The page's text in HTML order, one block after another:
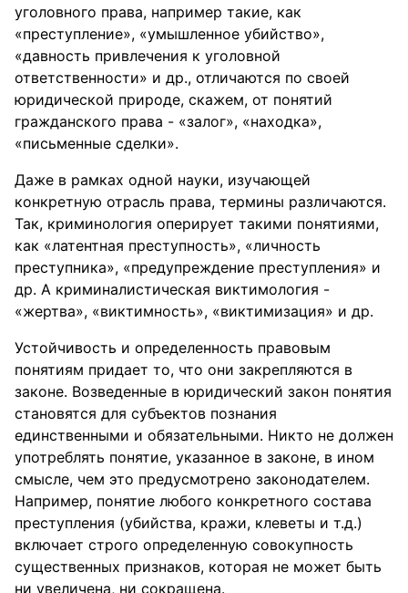
уголовного права, например такие, как
«преступление», «умышленное убийство»,
«давность привлечения к уголовной
ответственности» и др., отличаются по своей
юридической природе, скажем, от понятий
гражданского права - «залог», «находка»,
«письменные сделки».
Даже в рамках одной науки, изучающей
конкретную отрасль права, термины различаются.
Так, криминология оперирует такими понятиями,
как «латентная преступность», «личность
преступника», «предупреждение преступления» и
др. А криминалистическая виктимология -
«жертва», «виктимность», «виктимизация» и др.
Устойчивость и определенность правовым
понятиям придает то, что они закрепляются в
законе. Возведенные в юридический закон понятия
становятся для субъектов познания
единственными и обязательными. Никто не должен
употреблять понятие, указанное в законе, в ином
смысле, чем это предусмотрено законодателем.
Например, понятие любого конкретного состава
преступления (убийства, кражи, клеветы и т.д.)
включает строго определенную совокупность
существенных признаков, которая не может быть
ни увеличена, ни сокращена.